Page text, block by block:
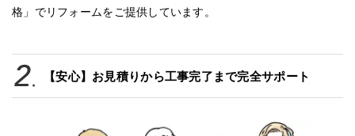
格」でリフォームをご提供しています。
【安心】お見積りから工事完了まで完全サポート